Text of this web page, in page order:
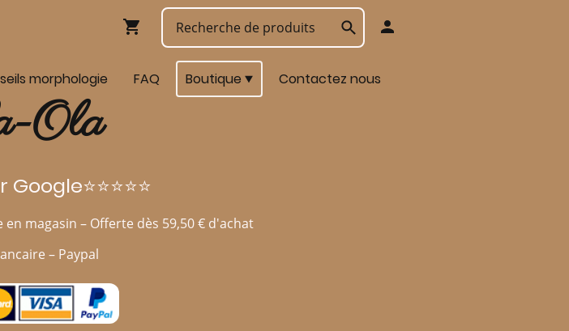
morphologie FAQ Boutique Contactez nous
Ola
en magasin – Offerte dès 59,50 € d'achat
– Paypal